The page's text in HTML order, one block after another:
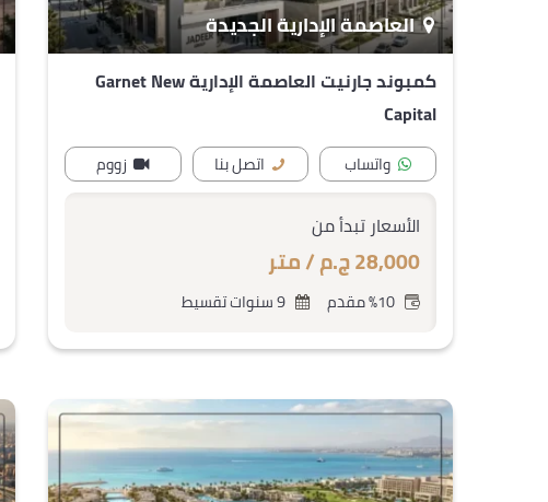
العاصمة الإدارية الجديدة
كمبوند جارنيت العاصمة الإدارية Garnet New
Capital
واتساب اتصل بنا زووم
الأسعار تبدأ من
28,000 ج.م / متر
%10 مقدم 9 سنوات تقسيط